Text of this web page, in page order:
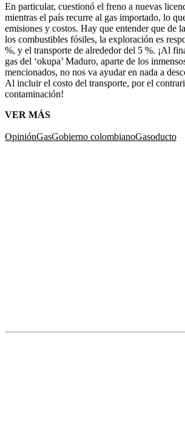
En particular, cuestionó el freno a nuevas
mientras el país recurre al gas importado, lo
emisiones y costos. Hay que entender que de
los combustibles fósiles, la exploración es
%, y el transporte de alrededor del 5 %. ¡Al
gas del ‘okupa’ Maduro, aparte de los
mencionados, no nos va ayudar en nada a
Al incluir el costo del transporte, por el
contaminación!
VER MÁS
OpiniónGasGobierno colombianoGasoducto